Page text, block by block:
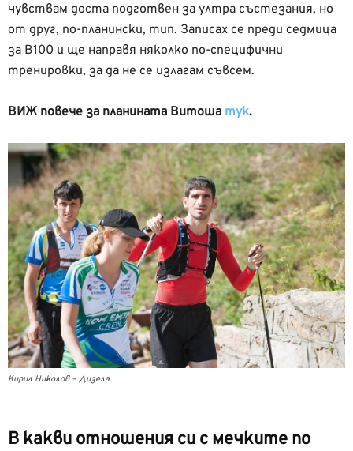
чувствам доста подготвен за ултра състезания, но
от друг, по-планински, тип. Записах се преди седмица
за В100 и ще направя няколко по-специфични
тренировки, за да не се излагам съвсем.
ВИЖ повече за планината Витоша тук.
Кирил Николов – Дизела
В какви отношения си с мечките по